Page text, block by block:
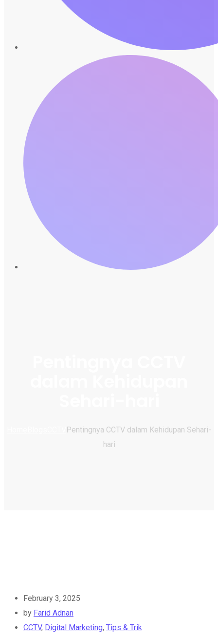
Pentingnya CCTV dalam Kehidupan Sehari-
hari
February 3, 2025
by Farid Adnan
CCTV, Digital Marketing, Tips & Trik